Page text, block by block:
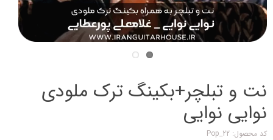
نت و تبلچر+بکینگ ترک ملودی
نوایی نوایی
کد محصول: Pop_22